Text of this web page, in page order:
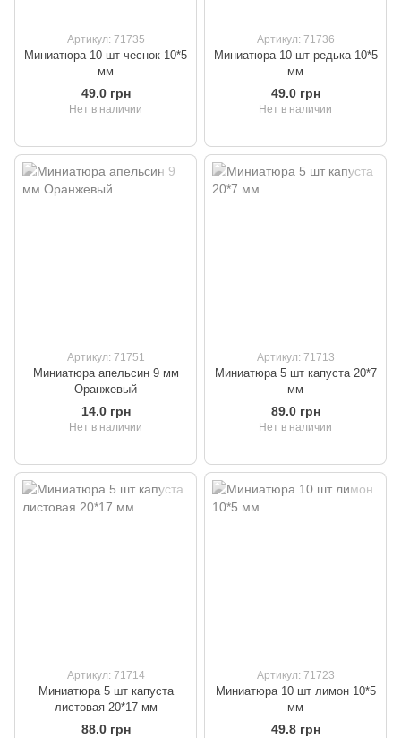
Артикул: 71735
Миниатюра 10 шт чеснок 10*5
мм
49.0 грн
Нет в наличии
Артикул: 71736
Миниатюра 10 шт редька 10*5
мм
49.0 грн
Нет в наличии
Артикул: 71751
Миниатюра апельсин 9 мм
Оранжевый
14.0 грн
Нет в наличии
Артикул: 71713
Миниатюра 5 шт капуста 20*7
мм
89.0 грн
Нет в наличии
Артикул: 71714
Миниатюра 5 шт капуста
листовая 20*17 мм
88.0 грн
Артикул: 71723
Миниатюра 10 шт лимон 10*5
мм
49.8 грн